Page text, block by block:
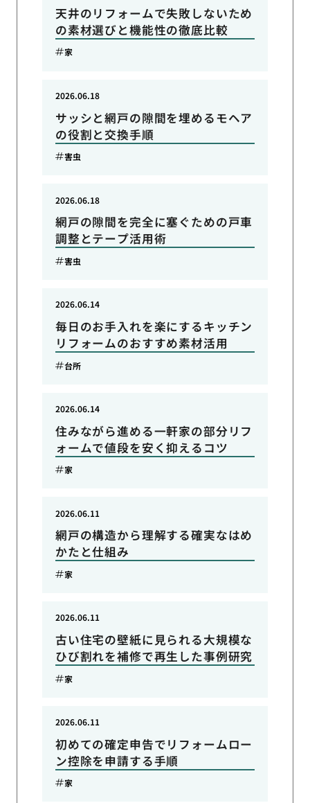
天井のリフォームで失敗しないため
の素材選びと機能性の徹底比較
家
サッシと網戸の隙間を埋めるモヘア
の役割と交換手順
2026.06.18
害虫
網戸の隙間を完全に塞ぐための戸車
調整とテープ活用術
2026.06.18
害虫
毎日のお手入れを楽にするキッチン
リフォームのおすすめ素材活用
2026.06.14
台所
住みながら進める一軒家の部分リフ
ォームで値段を安く抑えるコツ
2026.06.14
家
網戸の構造から理解する確実なはめ
かたと仕組み
2026.06.11
家
古い住宅の壁紙に見られる大規模な
ひび割れを補修で再生した事例研究
2026.06.11
家
初めての確定申告でリフォームロー
ン控除を申請する手順
2026.06.11
家